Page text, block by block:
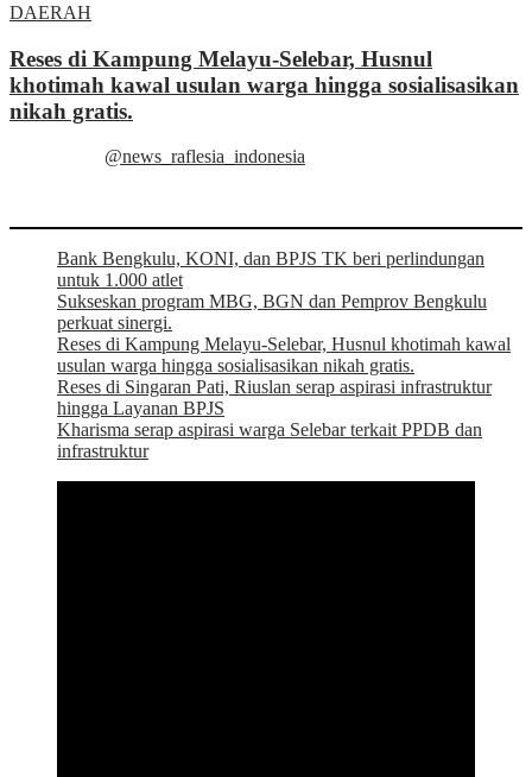
DAERAH
Reses di Kampung Melayu-Selebar, Husnul
khotimah kawal usulan warga hingga sosialisasikan
nikah gratis.
@news_raflesia_indonesia
Bank Bengkulu, KONI, dan BPJS TK beri perlindungan
untuk 1.000 atlet
Sukseskan program MBG, BGN dan Pemprov Bengkulu
perkuat sinergi.
Reses di Kampung Melayu-Selebar, Husnul khotimah kawal
usulan warga hingga sosialisasikan nikah gratis.
Reses di Singaran Pati, Riuslan serap aspirasi infrastruktur
hingga Layanan BPJS
Kharisma serap aspirasi warga Selebar terkait PPDB dan
infrastruktur